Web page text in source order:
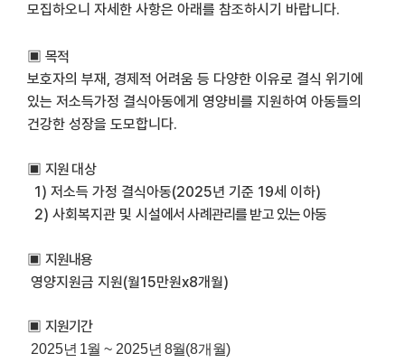
모집하오니 자세한 사항은 아래를 참조하시기 바랍니다.
▣ 목적
보호자의 부재, 경제적 어려움 등 다양한 이유로 결식 위기에
있는 저소득가정 결식아동에게 영양비를 지원하여 아동들의
건강한 성장을 도모합니다.
▣ 지원 대상
1) 저소득 가정 결식아동(2025년 기준 19세 이하)
2) 사회복지관 및 시설에서 사례관리를 받고 있는 아동
▣ 지원내용
영양지원금 지원(월15만원x8개월)
▣ 지원기간
2025년 1월 ~ 2025년 8월(8개월)